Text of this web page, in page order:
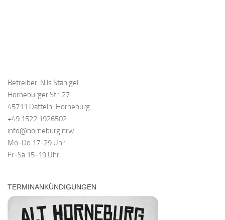
Betreiber: Nils Stanigel
Horneburger Str. 27
45711 Datteln-Horneburg
+49 1522 1926502
info@horneburg.nrw
Mo-Do 17-29 Uhr
Fr-Sa 15-19 Uhr
TERMINANKÜNDIGUNGEN